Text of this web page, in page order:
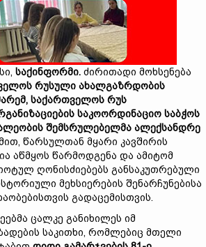
საქინფორმი. ძირითადი მოხსენება
რუსული ახალგაზრდობის
, საქართველოს რუს
საკოორდინაციო საბჭოს
შემსრულებელმა ალექსანდრე
წარსულთან მყარი კავშირის
აწმყოს წარმოდგენა და ამიტომ
ღონისძიებებს განსაკუთრებული
მეხსიერების შენარჩუნებისა
გადაცემისთვის.
ცალკე განიხილეს იმ
საკითხი, რომლებიც მთელი